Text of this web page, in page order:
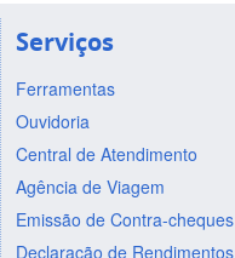
Serviços
Ferramentas
Ouvidoria
Central de Atendimento
Agência de Viagem
Emissão de Contra-cheques
Declaração de Rendimentos